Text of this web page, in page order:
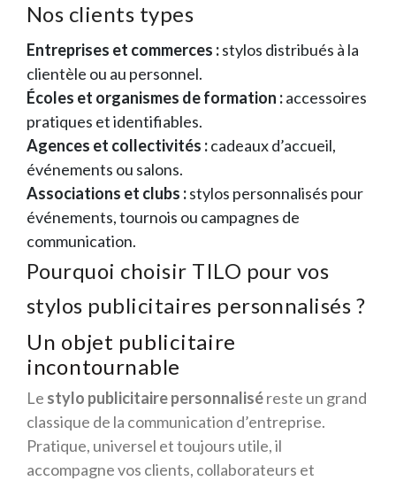
Nos clients types
Entreprises et commerces :stylos distribués à la
clientèle ou au personnel.
Écoles et organismes de formation :accessoires
pratiques et identifiables.
Agences et collectivités :cadeaux d’accueil,
événements ou salons.
Associations et clubs :stylos personnalisés pour
événements, tournois ou campagnes de
communication.
Pourquoi choisir TILO pour vos
stylos publicitaires personnalisés ?
Un objet publicitaire
incontournable
Le stylo publicitaire personnaliséreste un grand
classique de la communication d’entreprise.
Pratique, universel et toujours utile, il
accompagne vos clients, collaborateurs et